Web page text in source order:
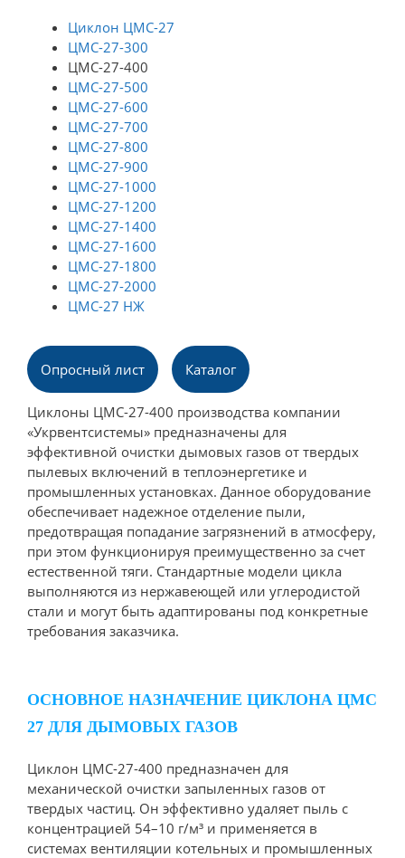
Циклон ЦМС-27
ЦМС-27-300
ЦМС-27-400
ЦМС-27-500
ЦМС-27-600
ЦМС-27-700
ЦМС-27-800
ЦМС-27-900
ЦМС-27-1000
ЦМС-27-1200
ЦМС-27-1400
ЦМС-27-1600
ЦМС-27-1800
ЦМС-27-2000
ЦМС-27 НЖ
Опросный лист Каталог
Циклоны ЦМС-27-400 производства компании
«Укрвентсистемы» предназначены для
эффективной очистки дымовых газов от твердых
пылевых включений в теплоэнергетике и
промышленных установках. Данное оборудование
обеспечивает надежное отделение пыли,
предотвращая попадание загрязнений в атмосферу,
при этом функционируя преимущественно за счет
естественной тяги. Стандартные модели цикла
выполняются из нержавеющей или углеродистой
стали и могут быть адаптированы под конкретные
требования заказчика.
ОСНОВНОЕ НАЗНАЧЕНИЕ ЦИКЛОНА ЦМС
27 ДЛЯ ДЫМОВЫХ ГАЗОВ
Циклон ЦМС-27-400 предназначен для
механической очистки запыленных газов от
твердых частиц. Он эффективно удаляет пыль с
концентрацией 54–10 г/м³ и применяется в
системах вентиляции котельных и промышленных